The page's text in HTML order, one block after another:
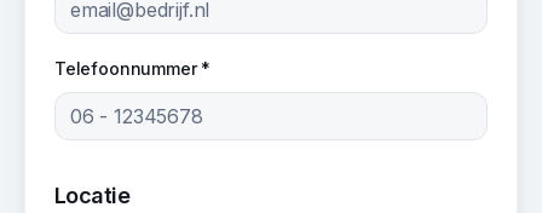
Telefoonnummer *
Locatie